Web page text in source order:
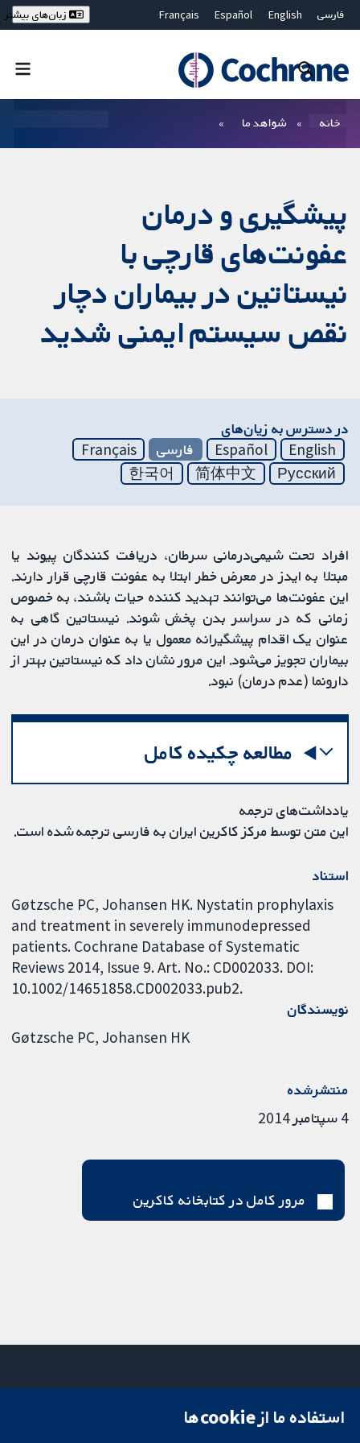
فارسی English
Español
Français
Bahasa Malaysia
ไทย
繁體中文
زبان‌های بیشتر
خانه شواهد ما
پیشگیری و درمان
عفونت‌های قارچی با
نیستاتین در بیماران دچار
نقص سیستم ایمنی شدید
در دسترس به زیان‌های
English
Español فارسی
Français
Русский
简体中文
한국어
افراد تحت شیمی‌درمانی سرطان، دریافت کنندگان پیوند یا
مبتلا به ایدز در معرض خطر ابتلا به عفونت قارچی قرار دارند.
این عفونت‌ها می‌توانند تهدید کننده حیات باشند، به خصوص
زمانی که در سراسر بدن پخش شوند. نیستاتین گاهی به
عنوان یک اقدام پیشگیرانه معمول یا به عنوان درمان در این
بیماران تجویز می‌شود. این مرور نشان داد که نیستاتین بهتر از
دارونما (عدم درمان) نبود.
مطالعه چکیده کامل
یادداشت‌های ترجمه
این متن توسط مرکز کاکرین ایران به فارسی ترجمه شده است.
استناد
Gøtzsche PC, Johansen HK. Nystatin prophylaxis
and treatment in severely immunodepressed
patients. Cochrane Database of Systematic
Reviews 2014, Issue 9. Art. No.: CD002033. DOI:
10.1002/14651858.CD002033.pub2.
نویسندگان
Gøtzsche PC Johansen HK
منتشرشده
4 سپتامبر 2014
مرور کامل در کتابخانه کاکرین
میدان کاوندیش
استفاده ما از cookie‌ها